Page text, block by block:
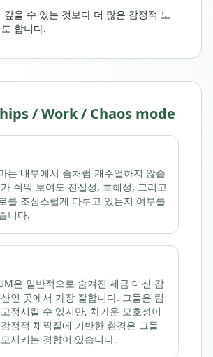
갚을 수 있는 것보다 더 많은 감정적 노
합니다.
/ Work / Chaos mode
는 내부에서 좀처럼 캐주얼하지 않습
쉬워 보여도 진실성, 호혜성, 그리고
를 조심스럽게 다루고 있는지 여부를
니다.
은 일반적으로 숨겨진 세금 대신 감
인 곳에서 가장 잘합니다. 그들은 팀
정시킬 수 있지만, 차가운 모호성이
정적 채찍질에 기반한 환경은 그들
시키는 경향이 있습니다.